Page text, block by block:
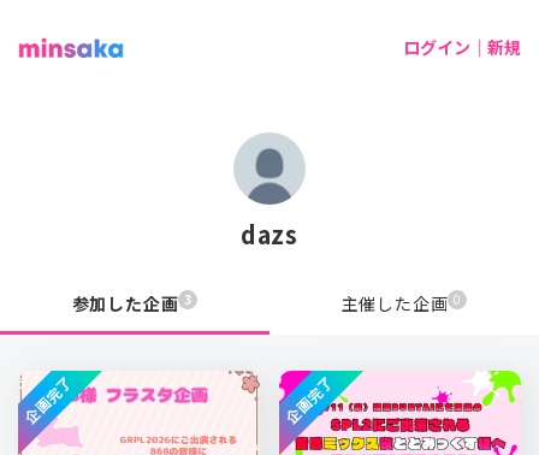
ログイン｜新規
dazs
参加した企画 3 主催した企画 0
企画完了 企画完了